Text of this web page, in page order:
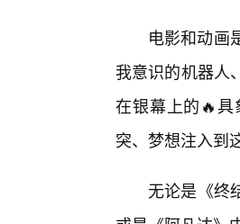
电影和动画
我意识的机器人
在银幕上的🔥具
突、梦想注入到
无论是《终